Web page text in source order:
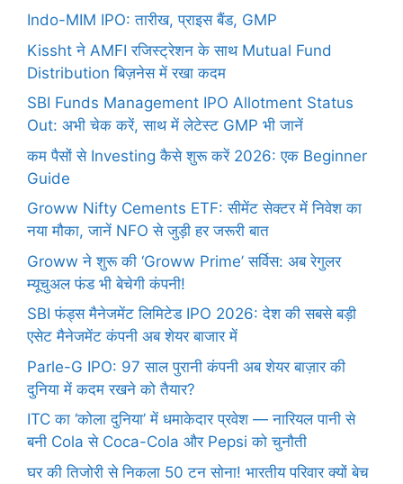
Indo-MIM IPO: तारीख, प्राइस बैंड, GMP
Kissht ने AMFI रजिस्ट्रेशन के साथ Mutual Fund
Distribution बिज़नेस में रखा कदम
SBI Funds Management IPO Allotment Status
Out: अभी चेक करें, साथ में लेटेस्ट GMP भी जानें
कम पैसों से Investing कैसे शुरू करें 2026: एक Beginner
Guide
Groww Nifty Cements ETF: सीमेंट सेक्टर में निवेश का
नया मौका, जानें NFO से जुड़ी हर जरूरी बात
Groww ने शुरू की ‘Groww Prime’ सर्विस: अब रेगुलर
म्यूचुअल फंड भी बेचेगी कंपनी!
SBI फंड्स मैनेजमेंट लिमिटेड IPO 2026: देश की सबसे बड़ी
एसेट मैनेजमेंट कंपनी अब शेयर बाजार में
Parle-G IPO: 97 साल पुरानी कंपनी अब शेयर बाज़ार की
दुनिया में कदम रखने को तैयार?
ITC का ‘कोला दुनिया’ में धमाकेदार प्रवेश — नारियल पानी से
बनी Cola से Coca-Cola और Pepsi को चुनौती
घर की तिजोरी से निकला 50 टन सोना! भारतीय परिवार क्यों बेच